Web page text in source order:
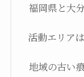
福岡県と大
活動エリア
地域の古い